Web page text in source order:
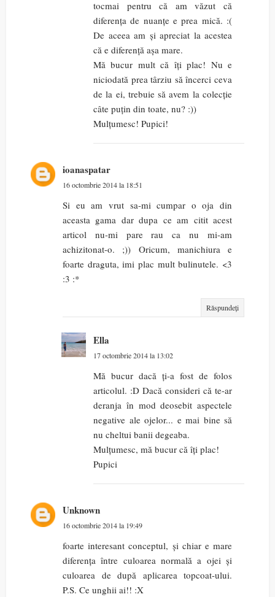
tocmai pentru că am văzut că
diferența de nuanțe e prea mică. :(
De aceea am și apreciat la acestea
că e diferență așa mare.
Mă bucur mult că îți plac! Nu e
niciodată prea târziu să încerci ceva
de la ei, trebuie să avem la colecție
câte puțin din toate, nu? :))
Mulțumesc! Pupici!
ioanaspatar
16 octombrie 2014 la 18:51
Si eu am vrut sa-mi cumpar o oja din
aceasta gama dar dupa ce am citit acest
articol nu-mi pare rau ca nu mi-am
achizitonat-o. ;)) Oricum, manichiura e
foarte draguta, imi plac mult bulinutele. <3
:3 :*
Răspundeți
Ella
17 octombrie 2014 la 13:02
Mă bucur dacă ți-a fost de folos
articolul. :D Dacă consideri că te-ar
deranja în mod deosebit aspectele
negative ale ojelor... e mai bine să
nu cheltui banii degeaba.
Mulțumesc, mă bucur că îți plac!
Pupici
Unknown
16 octombrie 2014 la 19:49
foarte interesant conceptul, și chiar e mare
diferența între culoarea normală a ojei și
culoarea de după aplicarea topcoat-ului.
P.S. Ce unghii ai!! :X